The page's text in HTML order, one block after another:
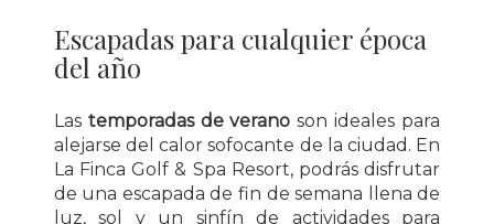
Escapadas para cualquier época
del año
Las temporadas de verano son ideales para
alejarse del calor sofocante de la ciudad. En
La Finca Golf & Spa Resort, podrás disfrutar
de una escapada de fin de semana llena de
luz, sol y un sinfín de actividades para